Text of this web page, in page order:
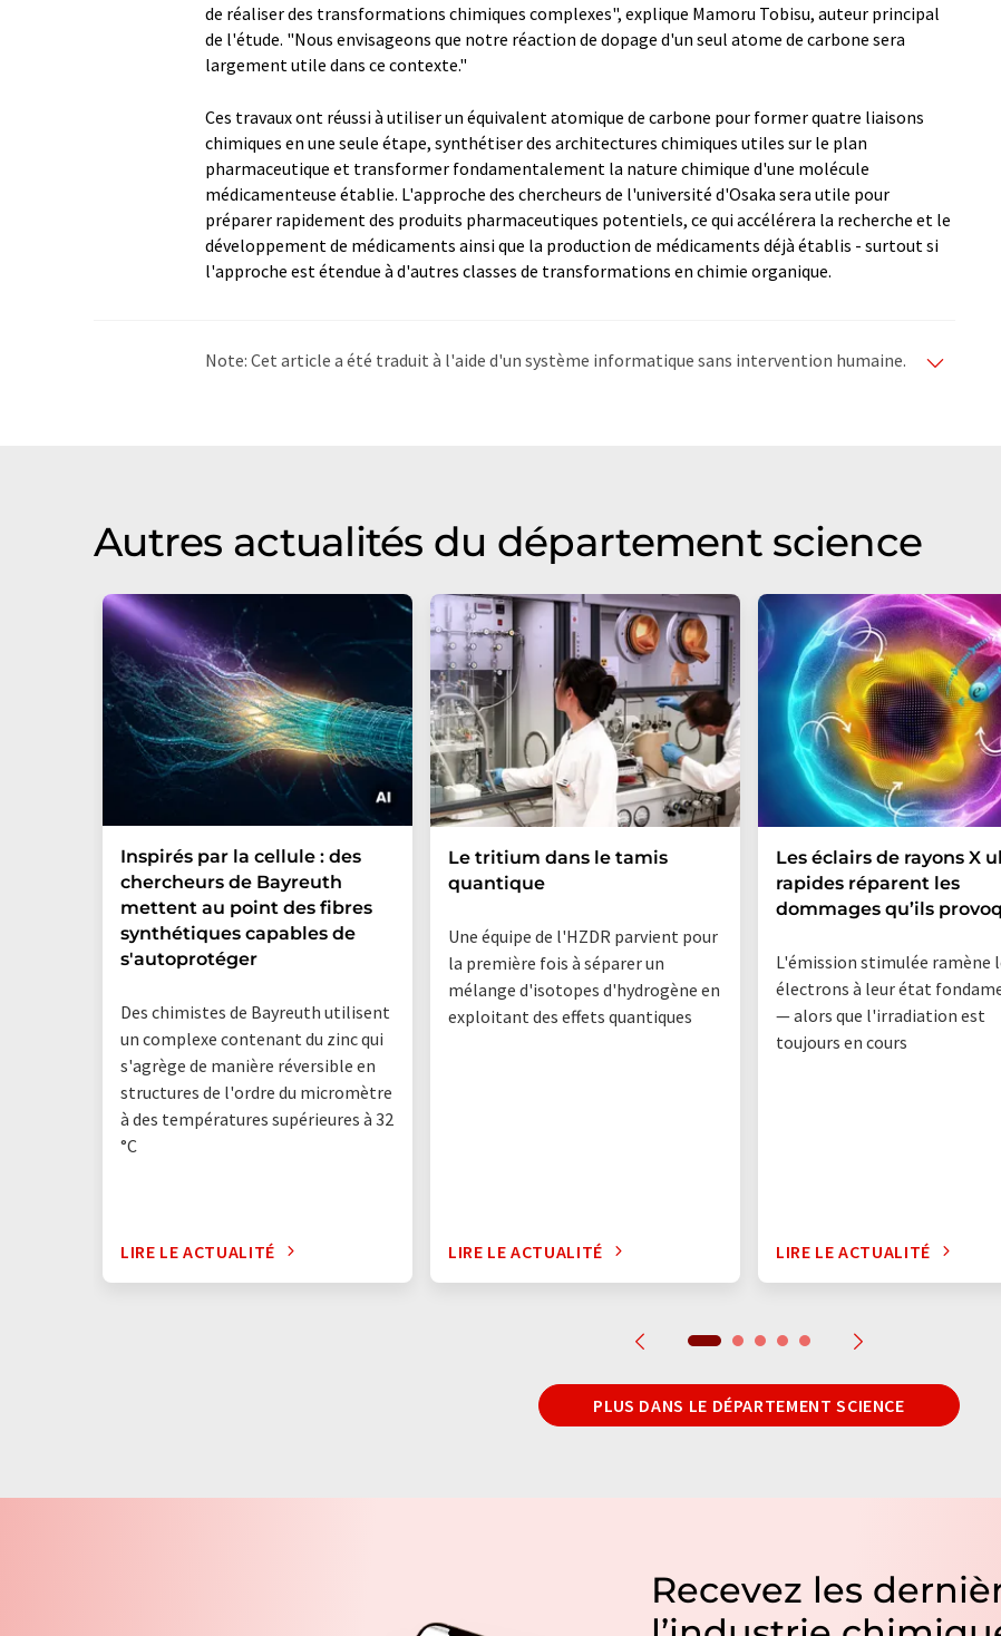
de réaliser des transformations chimiques complexes", explique Mamoru Tobisu, auteur principal
de l'étude. "Nous envisageons que notre réaction de dopage d'un seul atome de carbone sera
largement utile dans ce contexte."
Ces travaux ont réussi à utiliser un équivalent atomique de carbone pour former quatre liaisons
chimiques en une seule étape, synthétiser des architectures chimiques utiles sur le plan
pharmaceutique et transformer fondamentalement la nature chimique d'une molécule
médicamenteuse établie. L'approche des chercheurs de l'université d'Osaka sera utile pour
préparer rapidement des produits pharmaceutiques potentiels, ce qui accélérera la recherche et le
développement de médicaments ainsi que la production de médicaments déjà établis - surtout si
l'approche est étendue à d'autres classes de transformations en chimie organique.
Note: Cet article a été traduit à l'aide d'un système informatique sans intervention humaine.
Autres actualités du département science
Inspirés par la cellule : des
chercheurs de Bayreuth
mettent au point des fibres
synthétiques capables de
s'autoprotéger
Des chimistes de Bayreuth utilisent
un complexe contenant du zinc qui
s'agrège de manière réversible en
structures de l'ordre du micromètre
à des températures supérieures à 32
°C
LIRE LE ACTUALITÉ
Le tritium dans le tamis
quantique
Une équipe de l'HZDR parvient pour
la première fois à séparer un
mélange d'isotopes d'hydrogène en
exploitant des effets quantiques
LIRE LE ACTUALITÉ
Les éclairs de rayons X
rapides réparent les
dommages qu’ils
L'émission stimulée ramène
électrons à leur état
— alors que l'irradiation est
toujours en cours
LIRE LE ACTUALITÉ
PLUS DANS LE DÉPARTEMENT SCIENCE
Recevez les